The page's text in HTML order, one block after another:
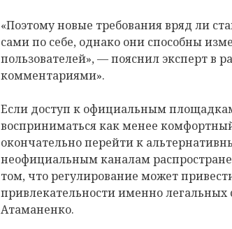
«Поэтому новые требования вряд ли
сами по себе, однако они способны
пользователей», — пояснил эксперт в
комментариями».
Если доступ к официальным
восприниматься как менее
окончательно перейти к
неофициальным каналам
том, что регулирование может
привлекательности именно легальных
Атаманенко.